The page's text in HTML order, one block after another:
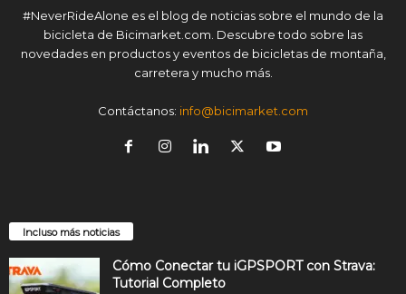
#NeverRideAlone es el blog de noticias sobre el mundo de la
bicicleta de Bicimarket.com. Descubre todo sobre las
novedades en productos y eventos de bicicletas de montaña,
carretera y mucho más.
Contáctanos: info@bicimarket.com
Incluso más noticias
Cómo Conectar tu iGPSPORT con Strava:
Tutorial Completo